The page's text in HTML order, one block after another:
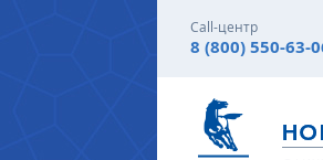
Call-центр
8 (800) 550-63-